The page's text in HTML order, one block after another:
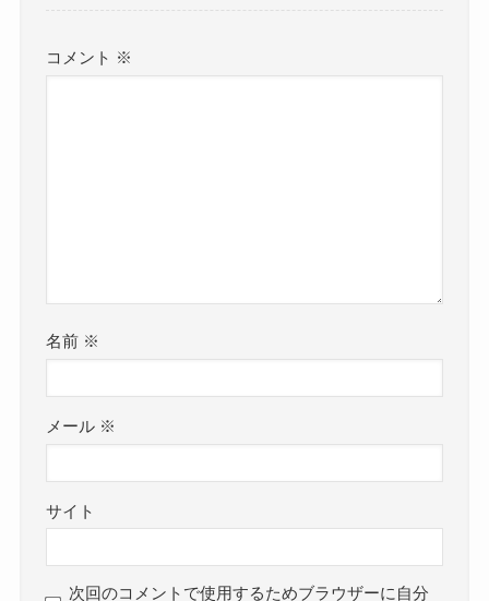
コメント ※
名前 ※
メール ※
サイト
次回のコメントで使用するためブラウザーに自分